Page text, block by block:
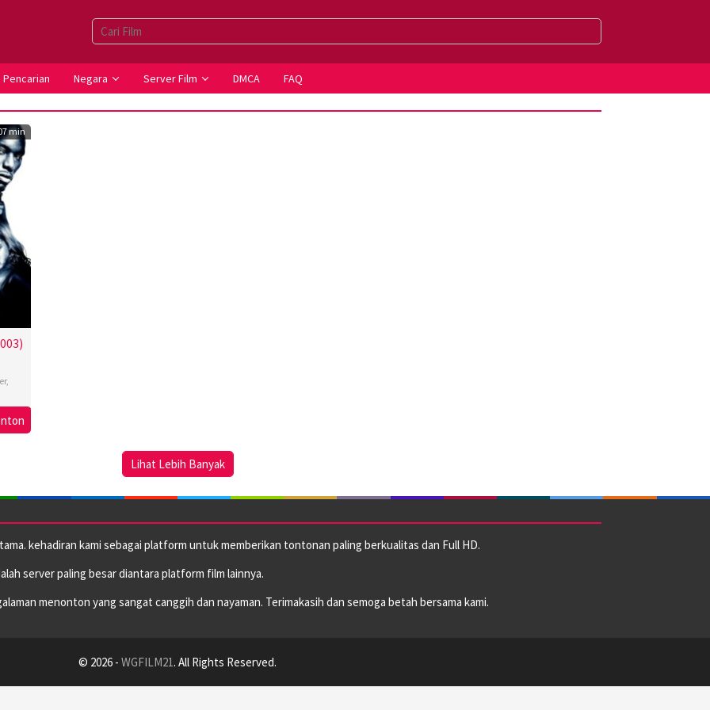
Pencarian Negara Server Film DMCA FAQ
min
,
Lihat Lebih Banyak
kehadiran kami sebagai platform untuk memberikan tontonan paling berkualitas dan Full HD.
server paling besar diantara platform film lainnya.
menonton yang sangat canggih dan nayaman. Terimakasih dan semoga betah bersama kami.
© 2026 - WGFILM21. All Rights Reserved.